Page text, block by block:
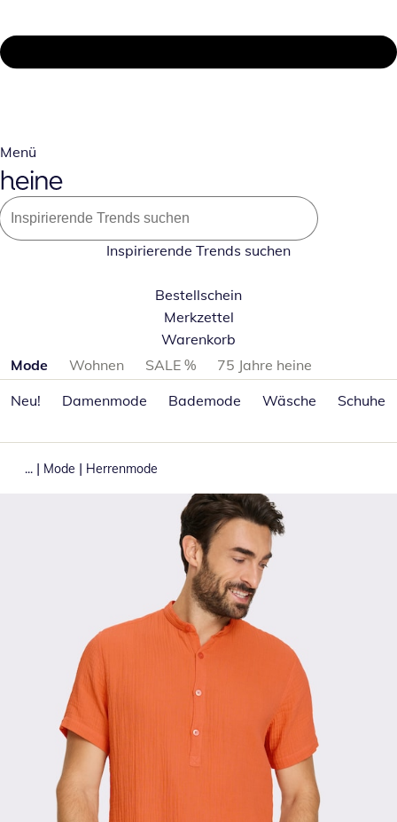
Menü
Inspirierende Trends suchen
Bestellschein
Merkzettel
Warenkorb
Produktkategorien überspringen
Mode Wohnen SALE %
75 Jahre heine
Neu!
Damenmode Bademode Wäsche Schuhe
... | Mode | Herrenmode